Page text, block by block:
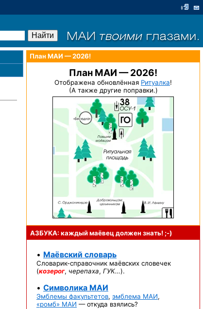
План МАИ — 2026!
План МАИ — 2026!
Отображена обновлённая Ритуалка!
(А также другие поправки.)
АЗБУКА: каждый маёвец должензнать! ;-)
• Маёвский словарь
Словарик-справочник маёвских словечек
(козерог, черепаха, ГУК…).
• Символика МАИ
Эмблемы факультетов, эмблема МАИ,
«ромб» МАИ — откуда взялись?